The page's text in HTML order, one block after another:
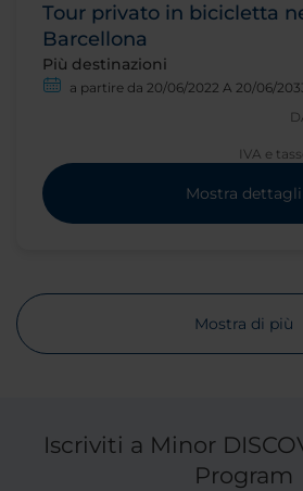
Tour privato in bicicletta
Barcellona
Più destinazioni
a partire da 20/06/2022 A 20/06/
IVA e
Mostra dettagli
Mostra di più
Iscriviti a Minor
Program